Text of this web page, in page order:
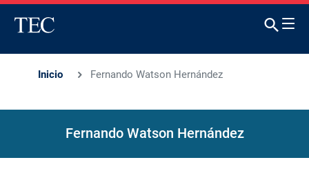
Inicio Fernando Watson Hernández
Fernando Watson Hernández